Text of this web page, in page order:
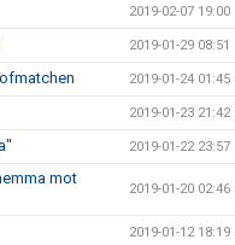
2019-02-07 19:00
2019-01-29 08:51
2019-01-24 01:45
2019-01-23 21:42
2019-01-22 23:57
mot
2019-01-20 02:46
2019-01-12 18:19